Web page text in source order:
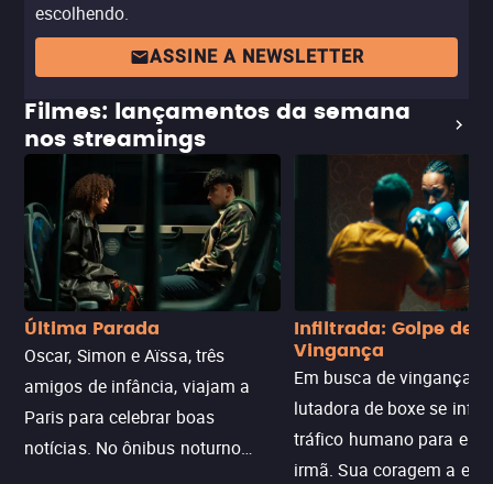
escolhendo.
ASSINE A NEWSLETTER
Filmes: lançamentos da semana
nos streamings
Última Parada
Oscar, Simon e Aïssa, três
amigos de infância, viajam a
Paris para celebrar boas
notícias. No ônibus noturno
Infiltrada: Golpe de
Vingança
Em busca de vingança,
lutadora de boxe se
tráfico humano para
irmã. Sua coragem a